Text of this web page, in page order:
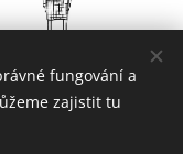
fungování a
zajistit tu